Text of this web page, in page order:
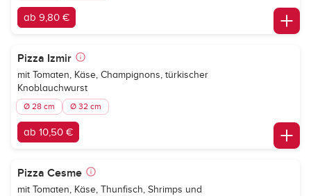
ab 9,80 €
Pizza Izmir
mit Tomaten, Käse, Champignons, türkischer
Knoblauchwurst
Ø 28 cm Ø 32 cm
ab 10,50 €
Pizza Cesme
mit Tomaten, Käse, Thunfisch, Shrimps und